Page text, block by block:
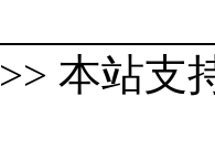
>> 本站支